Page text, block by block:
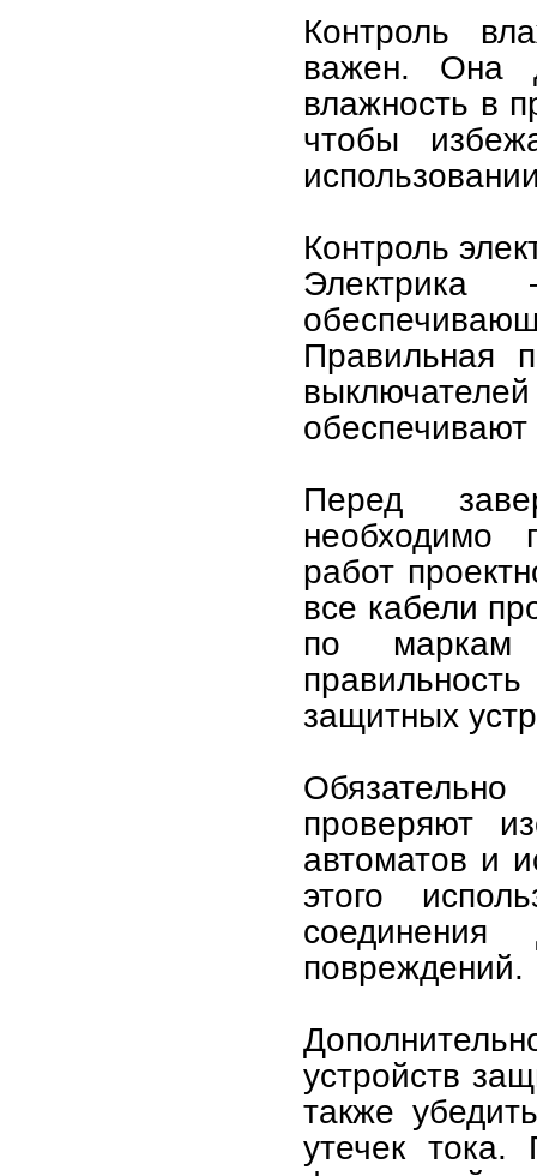
Контроль
важен. Она
влажность в
чтобы
Контроль
Правильная
Перед
необходимо
работ
все кабели
по маркам
защитных
Обязательно
проверяют
автоматов и
этого
повреждений.
устройств
также
утечек тока.